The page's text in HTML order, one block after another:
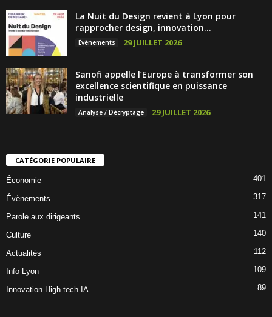
La Nuit du Design revient à Lyon pour
rapprocher design, innovation...
Évènements 29 JUILLET 2026
Sanofi appelle l’Europe à transformer son
excellence scientifique en puissance
industrielle
Analyse / Décryptage 29 JUILLET 2026
CATÉGORIE POPULAIRE
Économie 401
Évènements 317
Parole aux dirigeants 141
Culture 140
Actualités 112
Info Lyon 109
Innovation-High tech-IA 89